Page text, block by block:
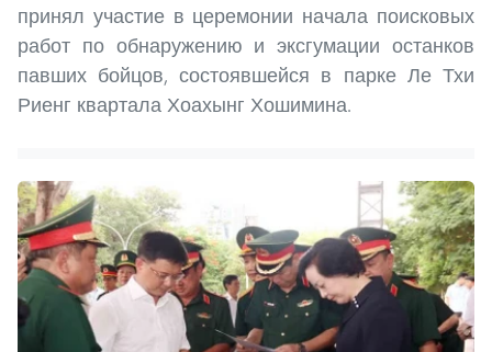
принял участие в церемонии начала поисковых
работ по обнаружению и эксгумации останков
павших бойцов, состоявшейся в парке Ле Тхи
Риенг квартала Хоахынг Хошимина.